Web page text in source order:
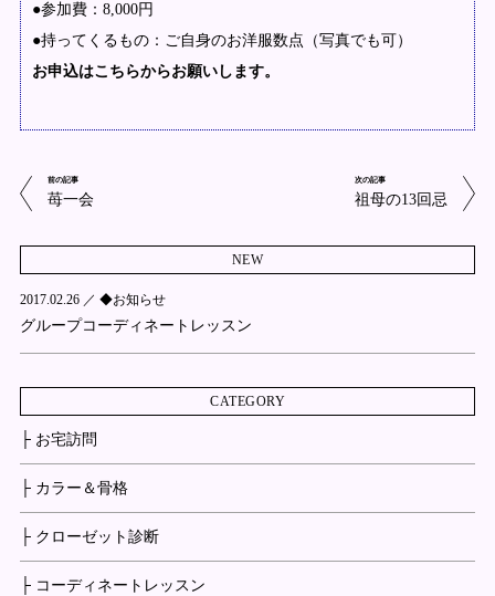
●参加費：8,000円
●持ってくるもの：ご自身のお洋服数点（写真でも可）
お申込はこちらからお願いします。
前の記事
苺一会
次の記事
祖母の13回忌
NEW
2017.02.26 ／ ◆お知らせ
グループコーディネートレッスン
CATEGORY
├ お宅訪問
├ カラー＆骨格
├ クローゼット診断
├ コーディネートレッスン